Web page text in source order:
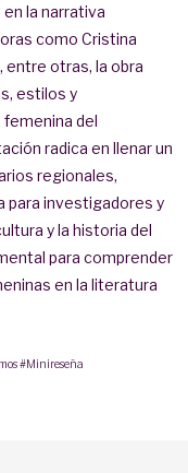
la narrativa
como Cristina
entre otras, la obra
estilos y
del
radica en llenar un
regionales,
para investigadores y
y la historia del
para comprender
en la literatura
#Minireseña